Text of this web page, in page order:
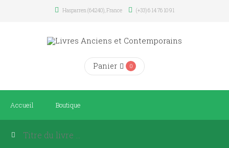
Hasparren (64240), France (+33) 6 14 76 10 91
Panier 0
Accueil Boutique